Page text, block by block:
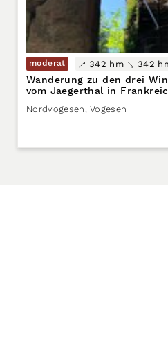
moderat 342 hm 342
Wanderung zu den drei
vom Jaegerthal in
Nordvogesen , Vogesen